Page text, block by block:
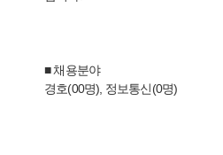
■ 채용분야
경호(00명), 정보통신(0명)